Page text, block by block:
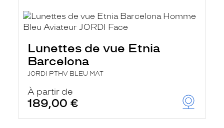
Lunettes de vue Etnia
Barcelona
JORDI PTHV BLEU MAT
À partir de
189,00 €